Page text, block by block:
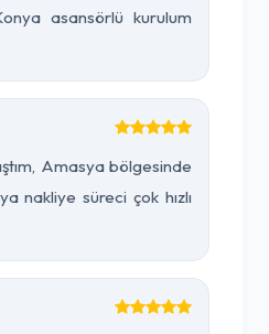
asansörlü kurulum
Amasya bölgesinde
nakliye süreci çok hızlı